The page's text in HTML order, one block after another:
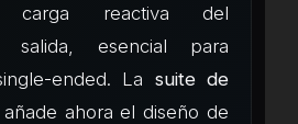
carga reactiva del
salida, esencial para
ended. La suite de
ahora el diseño de